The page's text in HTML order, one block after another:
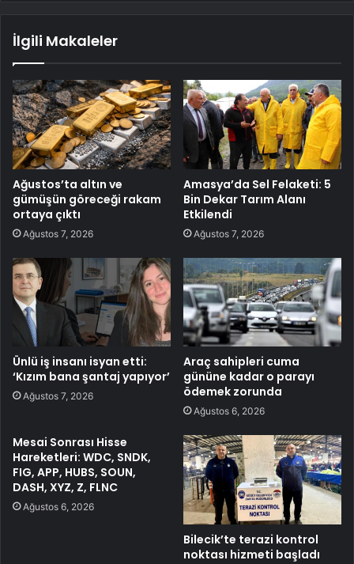
İlgili Makaleler
Ağustos’ta altın ve
gümüşün göreceği rakam
ortaya çıktı
Ağustos 7, 2026
Amasya’da Sel Felaketi: 5
Bin Dekar Tarım Alanı
Etkilendi
Ağustos 7, 2026
Ünlü iş insanı isyan etti:
‘Kızım bana şantaj yapıyor’
Ağustos 7, 2026
Araç sahipleri cuma
gününe kadar o parayı
ödemek zorunda
Ağustos 6, 2026
Mesai Sonrası Hisse
Hareketleri: WDC, SNDK,
FIG, APP, HUBS, SOUN,
DASH, XYZ, Z, FLNC
Ağustos 6, 2026
Bilecik’te terazi kontrol
noktası hizmeti başladı